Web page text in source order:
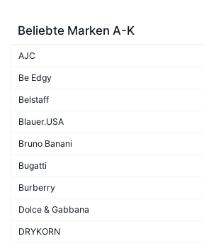
Beliebte Marken A-K
AJC
Be Edgy
Belstaff
Blauer.USA
Bruno Banani
Bugatti
Burberry
Dolce & Gabbana
DRYKORN